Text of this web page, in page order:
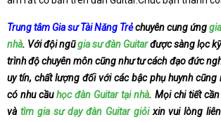
Trung tâm Gia sư Tài Năng Trẻchuyên cung ứng
nhà. Với đội ngũgia sư đàn Guitarđược sàng lọc
trình độ chuyên môn cũng như tư cách đạo đức
uy tín, chất lượng đối với các bậc phụ huynh
có nhu cầuhọc đàn Guitar tại nhà. Mọi chi tiết
và tìm gia sư dạy đàn Guitar giỏixin vui lòng